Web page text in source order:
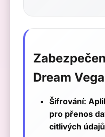
Dream
Šifrování:
pro přenos
citlivých